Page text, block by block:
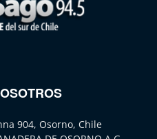
904, Osorno, Chile